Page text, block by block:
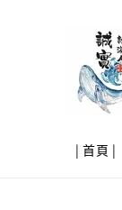
| 首頁 |